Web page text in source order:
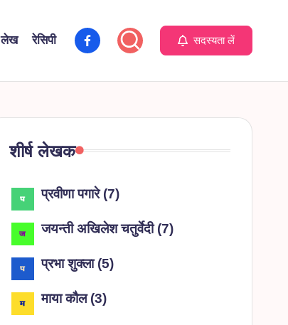
लेख रेसिपी facebook सदस्यता लें
शीर्ष लेखक
प्रवीणा पगारे(7)
जयन्ती अखिलेश चतुर्वेदी(7)
प्रभा शुक्ला(5)
माया कौल(3)